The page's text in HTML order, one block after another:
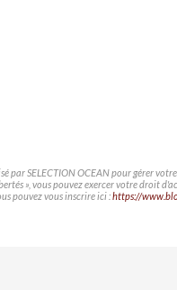
SELECTION OCEAN pour gérer
», vous pouvez exercer votre droit
pouvez vous inscrire ici :https://